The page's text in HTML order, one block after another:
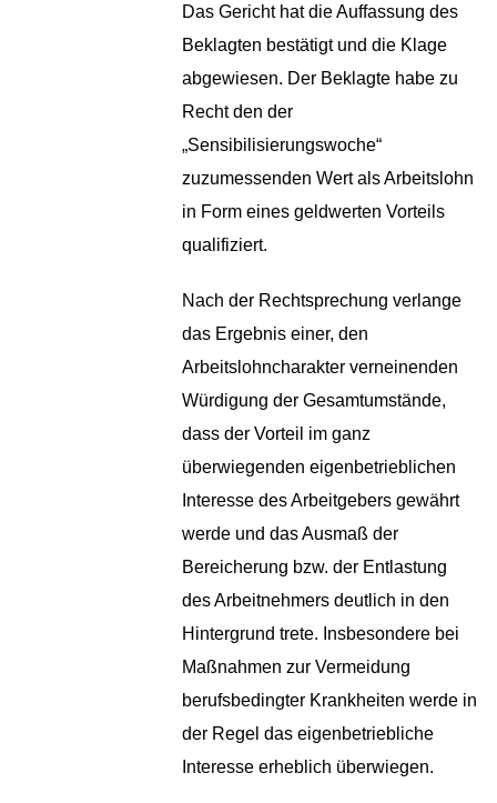
Das Gericht hat die Auffassung des
Beklagten bestätigt und die Klage
abgewiesen. Der Beklagte habe zu
Recht den der
„Sensibilisierungswoche“
zuzumessenden Wert als Arbeitslohn
in Form eines geldwerten Vorteils
qualifiziert.
Nach der Rechtsprechung verlange
das Ergebnis einer, den
Arbeitslohncharakter verneinenden
Würdigung der Gesamtumstände,
dass der Vorteil im ganz
überwiegenden eigenbetrieblichen
Interesse des Arbeitgebers gewährt
werde und das Ausmaß der
Bereicherung bzw. der Entlastung
des Arbeitnehmers deutlich in den
Hintergrund trete. Insbesondere bei
Maßnahmen zur Vermeidung
berufsbedingter Krankheiten werde in
der Regel das eigenbetriebliche
Interesse erheblich überwiegen.